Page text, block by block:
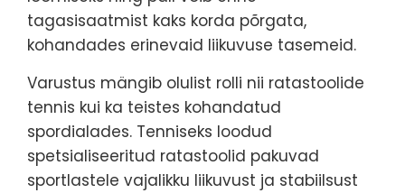
tagasisaatmist kaks korda põrgata,
kohandades erinevaid liikuvuse tasemeid.
Varustus mängib olulist rolli nii ratastoolide
tennis kui ka teistes kohandatud
spordialades. Tenniseks loodud
spetsialiseeritud ratastoolid pakuvad
sportlastele vajalikku liikuvust ja stabiilsust